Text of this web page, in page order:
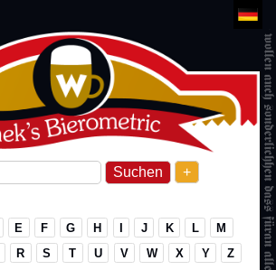
+
E F G H I J K L
M
R S T U V W X Y
Z